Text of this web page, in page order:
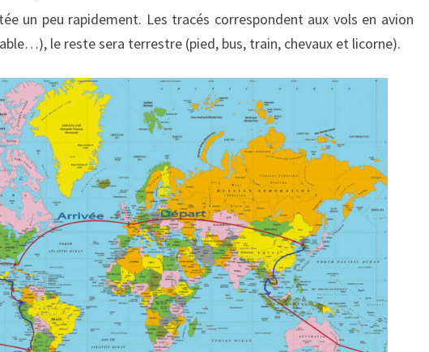
un peu rapidement. Les tracés correspondent aux vols en avion
le reste sera terrestre (pied, bus, train, chevaux et licorne).